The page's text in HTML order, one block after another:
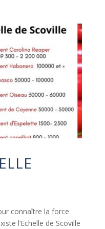
connaître la force
l’Echelle de Scoville